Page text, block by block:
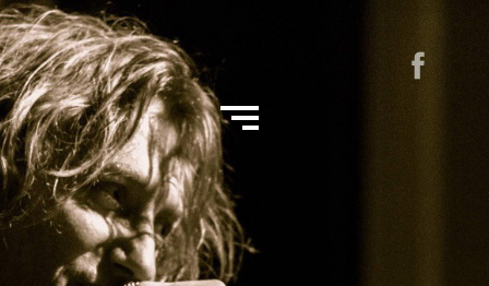
Bio
CD bestellen "Laitsje om de blues"